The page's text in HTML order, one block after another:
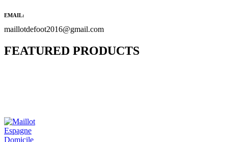
EMAIL:
maillotdefoot2016@gmail.com
FEATURED PRODUCTS